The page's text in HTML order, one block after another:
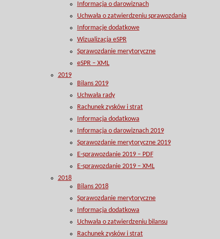
Informacja o darowiznach
Uchwała o zatwierdzeniu sprawozdania
Informacje dodatkowe
Wizualizacja eSPR
Sprawozdanie merytoryczne
eSPR – XML
2019
Bilans 2019
Uchwała rady
Rachunek zysków i strat
Informacja dodatkowa
Informacja o darowiznach 2019
Sprawozdanie merytoryczne 2019
E-sprawozdanie 2019 – PDF
E-sprawozdanie 2019 – XML
2018
Bilans 2018
Sprawozdanie merytoryczne
Informacja dodatkowa
Uchwała o zatwierdzeniu bilansu
Rachunek zysków i strat